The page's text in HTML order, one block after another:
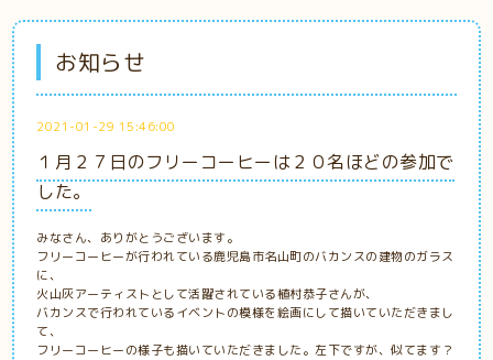
お知らせ
2021-01-29 15:46:00
１月２７日のフリーコーヒーは２０名ほどの参加で
した。
みなさん、ありがとうございます。
フリーコーヒーが行われている鹿児島市名山町のバカンスの建物のガラス
に、
火山灰アーティストとして活躍されている植村恭子さんが、
バカンスで行われているイベントの模様を絵画にして描いていただきまし
て、
フリーコーヒーの様子も描いていただきました。左下ですが、似てます？